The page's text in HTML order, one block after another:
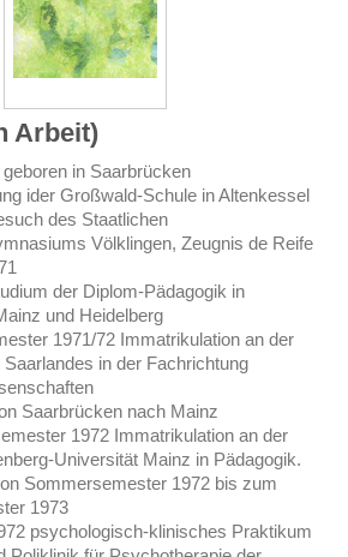
Arbeit)
in Saarbrücken
ider Großwald-Schule in Altenkessel
des Staatlichen
Völklingen, Zeugnis de Reife
der Diplom-Pädagogik in
und Heidelberg
1971/72 Immatrikulation an der
in der Fachrichtung
Saarbrücken nach Mainz
1972 Immatrikulation an der
Universität Mainz in Pädagogik.
Sommersemester 1972 bis zum
1973
psychologisch-klinisches Praktikum